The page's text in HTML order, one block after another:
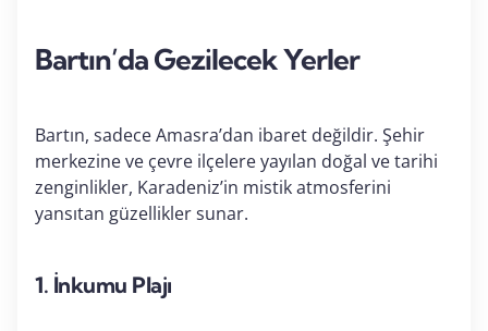
Bartın’da Gezilecek Yerler
Bartın, sadece Amasra’dan ibaret değildir. Şehir
merkezine ve çevre ilçelere yayılan doğal ve tarihi
zenginlikler, Karadeniz’in mistik atmosferini
yansıtan güzellikler sunar.
1. İnkumu Plajı